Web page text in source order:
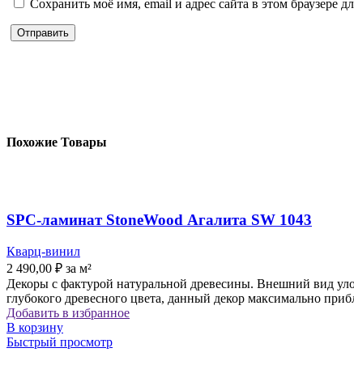
Сохранить моё имя, email и адрес сайта в этом браузере
Похожие Товары
SPC-ламинат StoneWood Агалита SW 1043
Кварц-винил
2 490,00 ₽ за м²
Декоры с фактурой натуральной древесины. Внешний вид
глубокого древесного цвета, данный декор максимально
Добавить в избранное
В корзину
Быстрый просмотр